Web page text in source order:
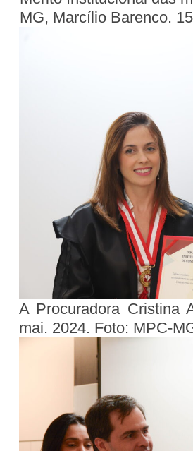
MG, Marcílio Barenco.
A Procuradora Cristina
mai. 2024. Foto: MPC-